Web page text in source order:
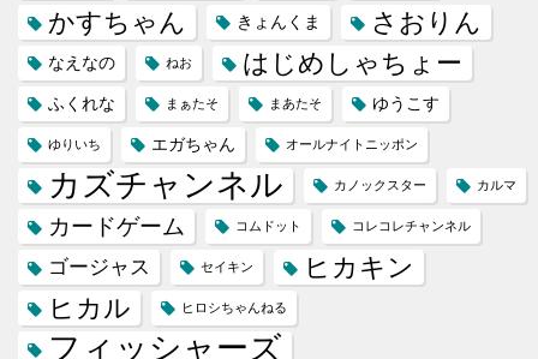
かすちゃん きょんくま さおりん
なえなの ねお はじめしゃちょー
ふくれな まぁたそ まあたそ ゆうこす
ゆりいち エガちゃん オールナイトニッポン
カズチャンネル カノックスター カルマ
カードゲーム コムドット コレコレチャンネル
ゴージャス セイキン
ヒカキン
ヒカル
ヒロシちゃんねる
フィッシャーズ